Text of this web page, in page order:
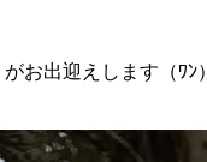
お出迎えします（ﾜﾝ